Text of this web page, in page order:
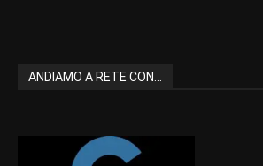
ANDIAMO A RETE CON...